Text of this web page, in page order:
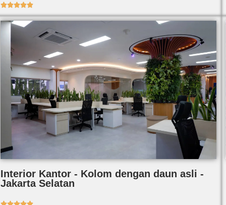

Interior Kantor - Kolom dengan daun asli -
Jakarta Selatan
